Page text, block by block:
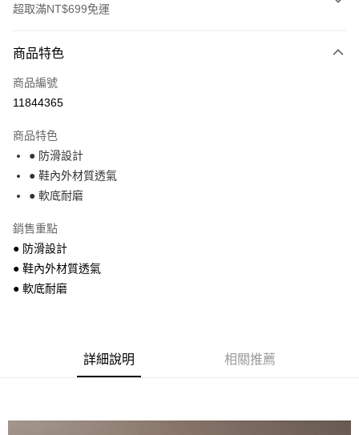
超取滿NT$699免運
信用卡一次付款
超商取貨付款
街口支付
悠遊付
運送方式
全家付款取貨
每筆NT$68，滿NT$699(含以上)免運費
7-11付款取貨
商品特色
商品編號
11844365
商品特色
● 防滑設計
● 鞋內外材質透氣
● 軟底耐磨
銷售重點
● 防滑設計
● 鞋內外材質透氣
● 軟底耐磨
詳細說明 相關推薦